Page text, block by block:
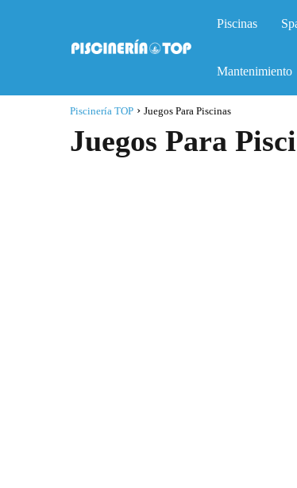
Piscinas
Mantenimiento
Piscinería TOP Juegos Para Piscinas
Juegos Para